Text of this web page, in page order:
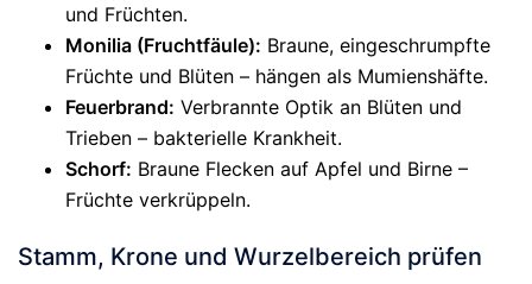
und Früchten.
Monilia (Fruchtfäule): Braune, eingeschrumpfte
Früchte und Blüten – hängen als Mumienshäfte.
Feuerbrand: Verbrannte Optik an Blüten und
Trieben – bakterielle Krankheit.
Schorf: Braune Flecken auf Apfel und Birne –
Früchte verkrüppeln.
Stamm, Krone und Wurzelbereich prüfen